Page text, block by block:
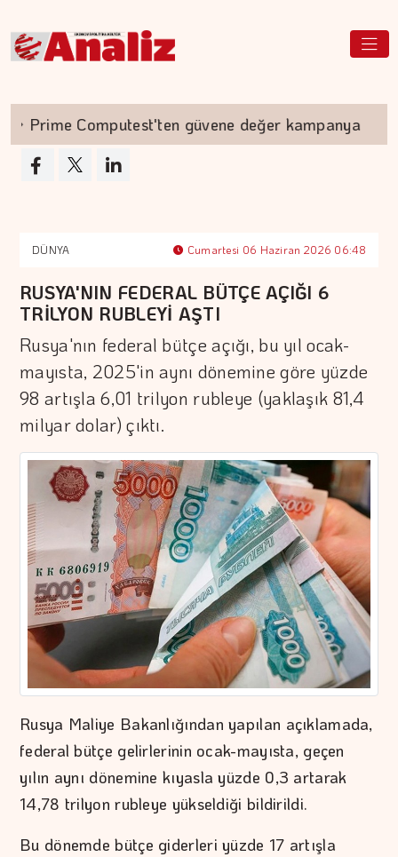
Prime Computest'ten güvene değer kampanya
DÜNYA Cumartesi 06 Haziran 2026 06:48
RUSYA'NIN FEDERAL BÜTÇE AÇIĞI 6
TRİLYON RUBLEYİ AŞTI
Rusya'nın federal bütçe açığı, bu yıl ocak-
mayısta, 2025'in aynı dönemine göre yüzde
98 artışla 6,01 trilyon rubleye (yaklaşık 81,4
milyar dolar) çıktı.
Rusya Maliye Bakanlığından yapılan açıklamada,
federal bütçe gelirlerinin ocak-mayısta, geçen
yılın aynı dönemine kıyasla yüzde 0,3 artarak
14,78 trilyon rubleye yükseldiği bildirildi.
Bu dönemde bütçe giderleri yüzde 17 artışla